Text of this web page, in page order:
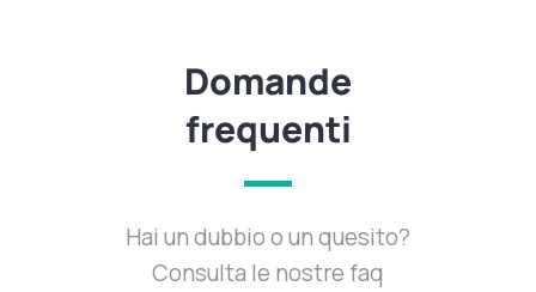
Domande
frequenti
Hai un dubbio o un quesito?
Consulta le nostre faq